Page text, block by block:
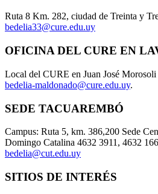
Ruta 8 Km. 282, ciudad de Treinta y
bedelia33@cure.edu.uy
OFICINA DEL CURE EN
Local del CURE en Juan José
bedelia-maldonado@cure.edu.uy.
SEDE TACUAREMBÓ
Campus: Ruta 5, km. 386,200 Sede
Domingo Catalina 4632 3911, 4632
bedelia@cut.edu.uy
SITIOS DE INTERÉS